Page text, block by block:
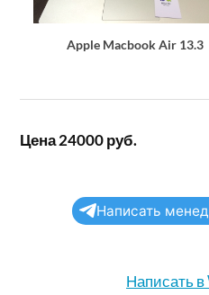
Apple Macbook Air 13.3
Цена 24000 руб.
Написать
Написать